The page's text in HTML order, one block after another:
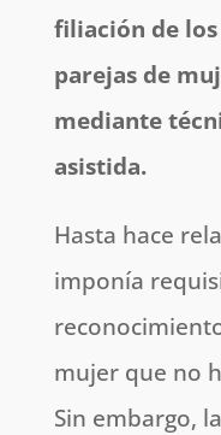
filiación de
parejas de
mediante
asistida.
Hasta hace
imponía
mujer que no
Sin embargo,